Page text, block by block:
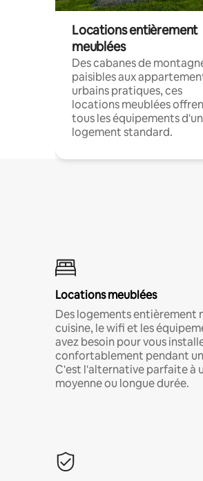
Locations entièrement
meublées
Des cabanes de
paisibles aux
urbains pratiques, ces
locations meublées
tous les équipements d'un
logement standard.
Locations meublées
Des logements entièrement
cuisine, le wifi et les
avez besoin pour vous
confortablement pendant un
C'est l'alternative parfaite à
moyenne ou longue durée.